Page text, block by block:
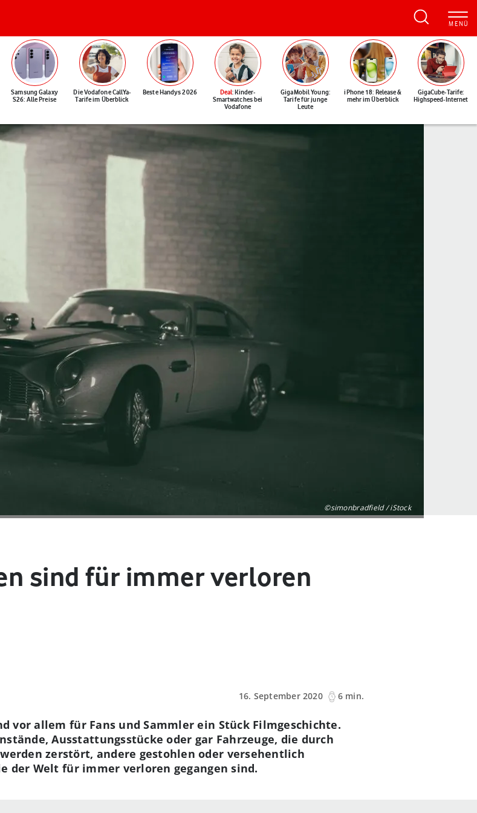
Samsung Galaxy
S26: Alle Preise
Die Vodafone CallYa-
Tarife im Überblick
Beste Handys 2026 Deal: Kinder-
Smartwatches bei
Vodafone
GigaMobil Young:
Tarife für junge
Leute
iPhone 18: Release &
mehr im Überblick
GigaCube-Tarife:
Highspeed-Internet
©simonbradfield / iStock
sind für immer verloren
16. September 2020
6 min.
vor allem für Fans und Sammler ein Stück Filmgeschichte.
Ausstattungsstücke oder gar Fahrzeuge, die durch
zerstört, andere gestohlen oder versehentlich
der Welt für immer verloren gegangen sind.